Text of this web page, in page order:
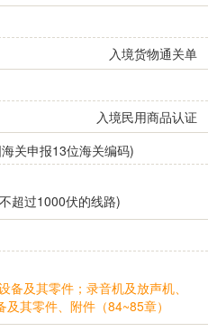
入境货物通关单
入境民用商品认证
关申报13位海关编码)
超过1000伏的线路)
及其零件；录音机及放声机、
其零件、附件（84~85章）